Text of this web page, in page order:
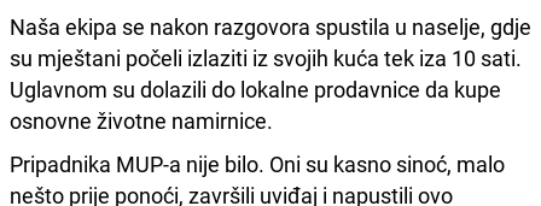
Naša ekipa se nakon razgovora spustila u naselje, gdje
su mještani počeli izlaziti iz svojih kuća tek iza 10 sati.
Uglavnom su dolazili do lokalne prodavnice da kupe
osnovne životne namirnice.
Pripadnika MUP-a nije bilo. Oni su kasno sinoć, malo
nešto prije ponoći, završili uviđaj i napustili ovo